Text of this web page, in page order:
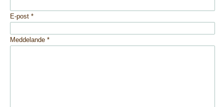
E-post*
Meddelande*